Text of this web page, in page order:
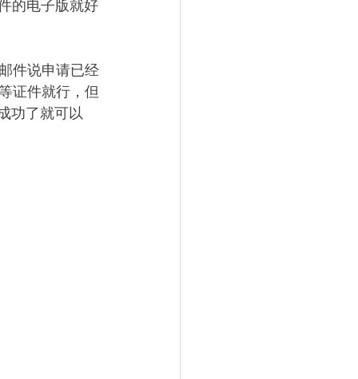
的电子版就好
件说申请已经
证件就行，但
功了就可以